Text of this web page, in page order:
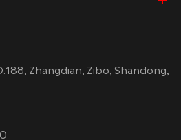
Zhangdian, Zibo, Shandong,